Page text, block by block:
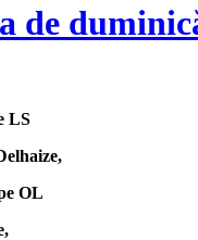
de
LS
OL